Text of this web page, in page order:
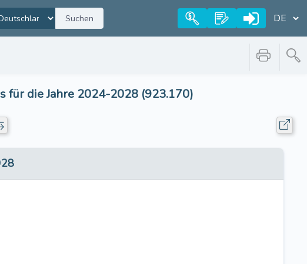
Suchen
für die Jahre 2024-2028 (923.170)